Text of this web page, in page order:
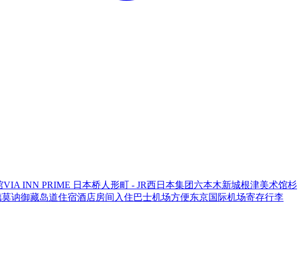
VIA INN PRIME 日本桥人形町 - JR西日本集团 六本木新城根津美术馆杉
莫讷御藏岛道住宿酒店房间 入住巴士机场方便东京国际机场寄存行李